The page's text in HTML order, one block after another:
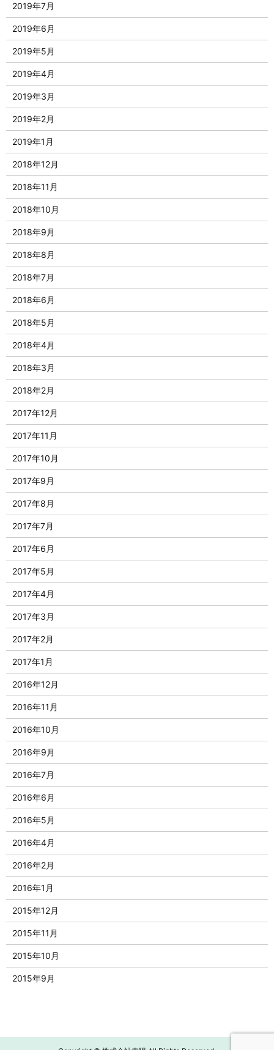
2019年7月
2019年6月
2019年5月
2019年4月
2019年3月
2019年2月
2019年1月
2018年12月
2018年11月
2018年10月
2018年9月
2018年8月
2018年7月
2018年6月
2018年5月
2018年4月
2018年3月
2018年2月
2017年12月
2017年11月
2017年10月
2017年9月
2017年8月
2017年7月
2017年6月
2017年5月
2017年4月
2017年3月
2017年2月
2017年1月
2016年12月
2016年11月
2016年10月
2016年9月
2016年7月
2016年6月
2016年5月
2016年4月
2016年2月
2016年1月
2015年12月
2015年11月
2015年10月
2015年9月